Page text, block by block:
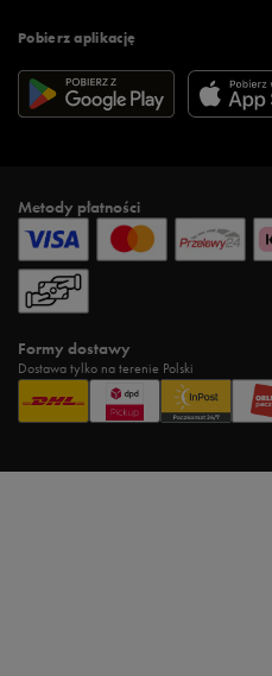
Pobierz aplikację
Metody płatności
Formy dostawy
Dostawa tylko na terenie Polski